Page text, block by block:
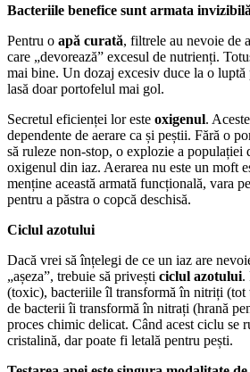
Bacteriile benefice sunt armata invizibilă
Pentru o apă curată, filtrele au nevoie de
care „devorează” excesul de nutrienți.
mai bine. Un dozaj excesiv duce la o luptă
lasă doar portofelul mai gol.
Secretul eficienței lor este oxigenul.
dependente de aerare ca și peștii. Fără o
să ruleze non-stop, o explozie a populației
oxigenul din iaz. Aerarea nu este un moft
menține această armată funcțională, vara
pentru a păstra o copcă deschisă.
Ciclul azotului
Dacă vrei să înțelegi de ce un iaz are
„așeza”, trebuie să privești ciclul azotului.
(toxic), bacteriile îl transformă în nitriți (tot
de bacterii îi transformă în nitrați (hrană
proces chimic delicat. Când acest ciclu se
cristalină, dar poate fi letală pentru pești.